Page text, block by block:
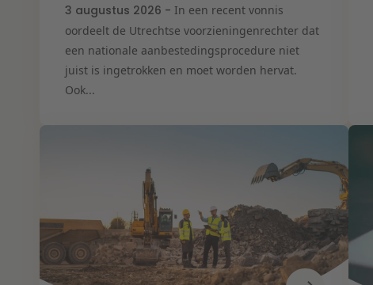
3 augustus 2026 - In een recent vonnis
oordeelt de Utrechtse voorzieningenrechter dat
een nationale aanbestedingsprocedure niet
juist is ingetrokken en moet worden hervat.
Ook...